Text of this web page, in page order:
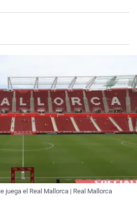
Como el perro y el
Equipo de
La Rioja
País Vasco
Elecciones
juega el Real Mallorca | Real Mallorca